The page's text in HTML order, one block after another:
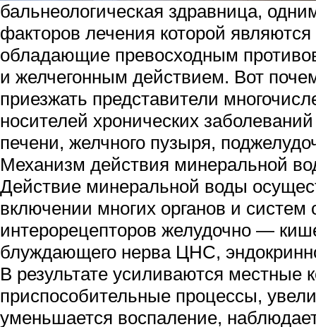
бальнеологическая здравница,
факторов лечения которой
обладающие превосходным
и желчегонным действием. Вот
приезжать представители
носителей хронических
печени, желчного пузыря,
Механизм действия минеральной
Действие минеральной воды
включении многих органов и
интерорецепторов желудочно —
блуждающего нерва ЦНС,
В результате усиливаются местные
приспособительные процессы,
уменьшается воспаление,